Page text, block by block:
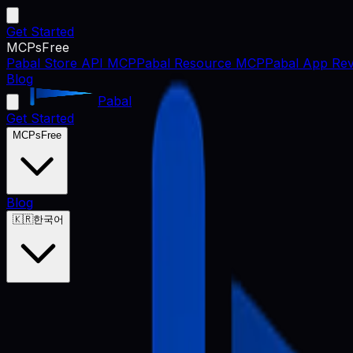
Get Started
MCPsFree
Pabal Store API MCPPabal Resource MCPPabal App
Blog
Pabal
Get Started
MCPs Free
Blog
🇰🇷한국어